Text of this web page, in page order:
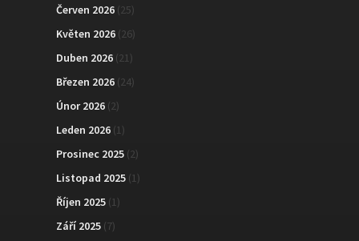
Červen 2026 (25)
Květen 2026 (26)
Duben 2026 (21)
Březen 2026 (24)
Únor 2026 (2)
Leden 2026 (1)
Prosinec 2025 (2)
Listopad 2025 (1)
Říjen 2025 (1)
Září 2025 (7)